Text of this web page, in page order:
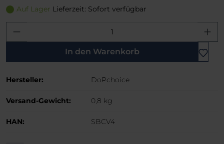
s
y
l
s
r
a
a
a
Auf Lager Lieferzeit: Sofort verfügbar
Produkt Anzahl: Gib den
In den Warenkorb
Hersteller: DoPchoice
Versand-Gewicht: 0,8 kg
HAN: SBCV4